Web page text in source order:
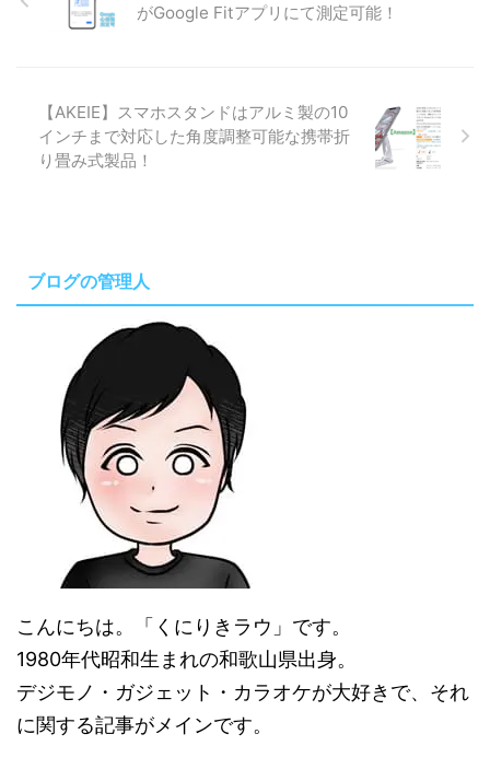
がGoogle Fitアプリにて測定可能！
【AKEIE】スマホスタンドはアルミ製の10
インチまで対応した角度調整可能な携帯折
り畳み式製品！
ブログの管理人
こんにちは。「くにりきラウ」です。
1980年代昭和生まれの和歌山県出身。
デジモノ・ガジェット・カラオケが大好きで、それ
に関する記事がメインです。